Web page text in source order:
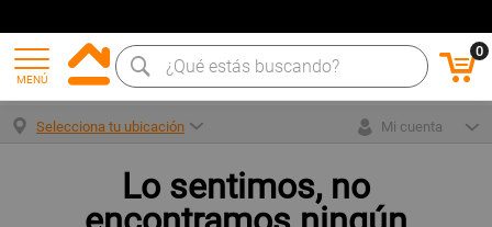
MENÚ
0
Selecciona tu ubicación Mi cuenta
Lo sentimos, no